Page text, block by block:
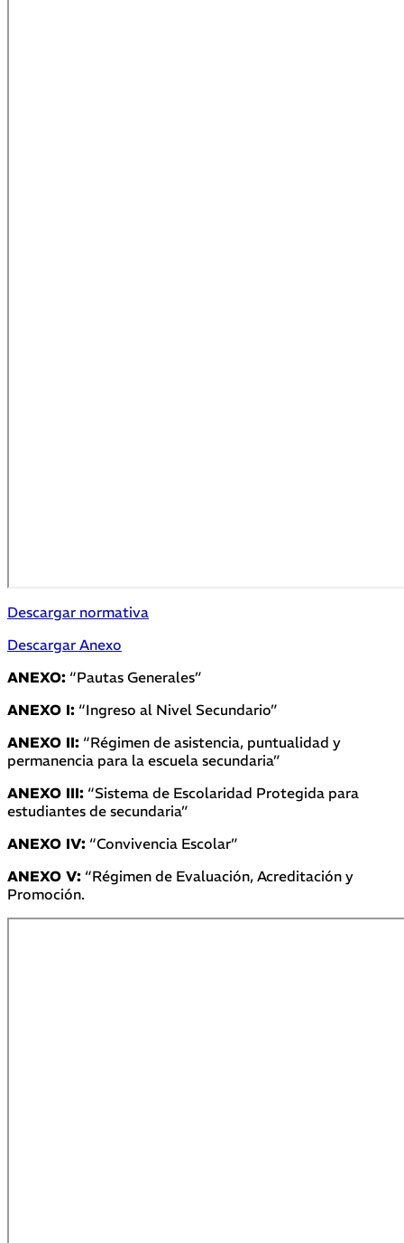
Descargar normativa
Descargar Anexo
ANEXO: “Pautas Generales”
ANEXO I: “Ingreso al Nivel Secundario”
ANEXO II: “Régimen de asistencia, puntualidad y
permanencia para la escuela secundaria”
ANEXO III: “Sistema de Escolaridad Protegida para
estudiantes de secundaria”
ANEXO IV: “Convivencia Escolar”
ANEXO V: “Régimen de Evaluación, Acreditación y
Promoción.